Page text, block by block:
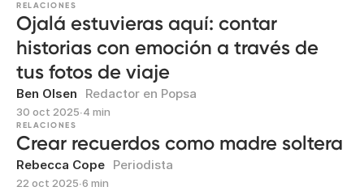
RELACIONES
Ojalá estuvieras aquí: contar
historias con emoción a través de
tus fotos de viaje
Ben Olsen Redactor en Popsa
30 oct 2025∙4 min
RELACIONES
Crear recuerdos como madre soltera
Rebecca Cope Periodista
22 oct 2025∙6 min